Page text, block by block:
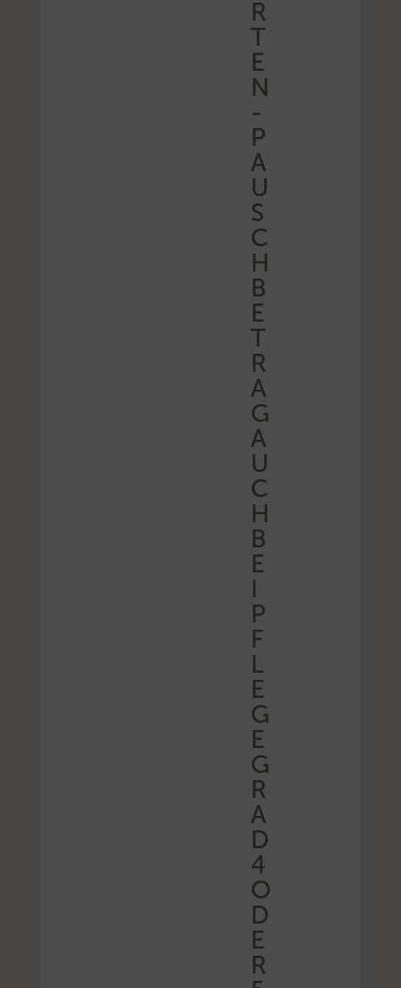
R
T
E
N
-
P
A
U
S
C
H
B
E
T
R
A
G
A
U
C
H
B
E
I
P
F
L
E
G
E
G
R
A
D
4
O
D
E
R